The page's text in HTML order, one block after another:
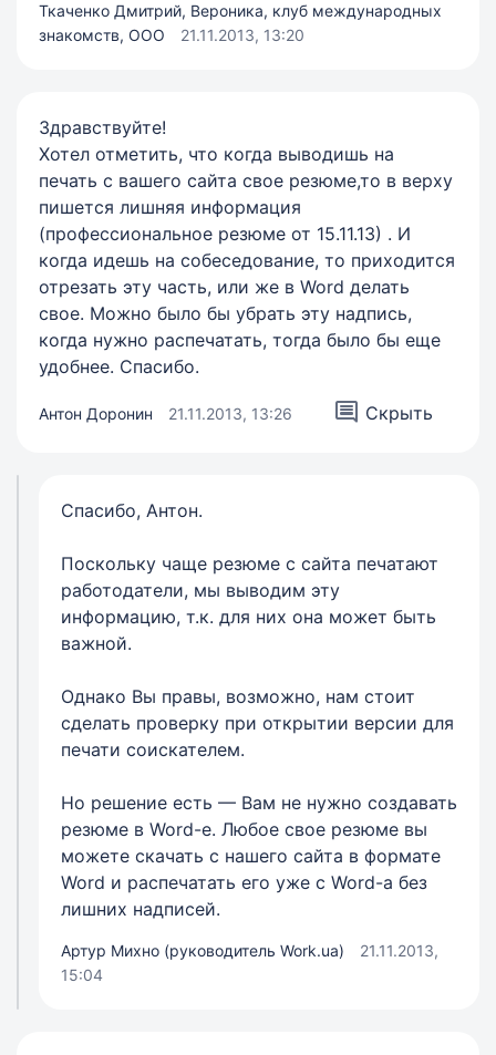
Ткаченко Дмитрий, Вероника, клуб международных
знакомств, ООО
21.11.2013, 13:20
Здравствуйте!
Хотел отметить, что когда выводишь на
печать с вашего сайта свое резюме,то в верху
пишется лишняя информация
(профессиональное резюме от 15.11.13) . И
когда идешь на собеседование, то приходится
отрезать эту часть, или же в Word делать
свое. Можно было бы убрать эту надпись,
когда нужно распечатать, тогда было бы еще
удобнее. Спасибо.
Антон Доронин 21.11.2013, 13:26 Скрыть
Спасибо, Антон.
Поскольку чаще резюме с сайта печатают
работодатели, мы выводим эту
информацию, т.к. для них она может быть
важной.
Однако Вы правы, возможно, нам стоит
сделать проверку при открытии версии для
печати соискателем.
Но решение есть — Вам не нужно создавать
резюме в Word-е. Любое свое резюме вы
можете скачать с нашего сайта в формате
Word и распечатать его уже с Word-а без
лишних надписей.
Артур Михно (руководитель Work.ua)
21.11.2013,
15:04